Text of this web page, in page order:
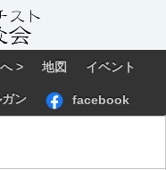
> 地図 イベント
ン facebook